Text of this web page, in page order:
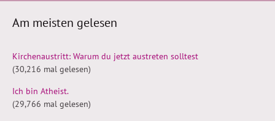
Am meisten gelesen
Kirchenaustritt: Warum du jetzt austreten solltest
(30,216 mal gelesen)
Ich bin Atheist.
(29,766 mal gelesen)